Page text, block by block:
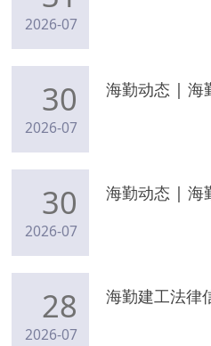
2026-07
30
2026-07
30
2026-07
28
2026-07